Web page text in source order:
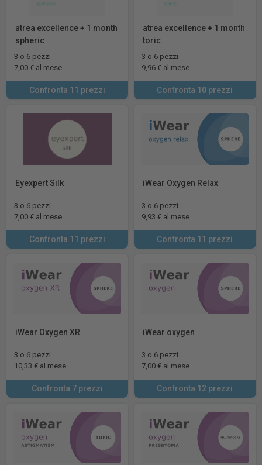
atrea excellence + 1 month
spheric
3 o 6 pezzi
7,00 € al mese
Confronta 11 prezzi
atrea excellence + 1 month
toric
3 o 6 pezzi
9,96 € al mese
Confronta 10 prezzi
Eyexpert Silk
3 o 6 pezzi
7,00 € al mese
Confronta 11 prezzi
iWear Oxygen Relax
3 o 6 pezzi
9,93 € al mese
Confronta 11 prezzi
iWear Oxygen XR
3 o 6 pezzi
10,33 € al mese
Confronta 7 prezzi
iWear oxygen
3 o 6 pezzi
7,00 € al mese
Confronta 12 prezzi